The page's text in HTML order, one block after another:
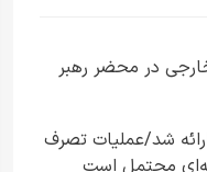
در محضر رهبر
شد/عملیات تصرف